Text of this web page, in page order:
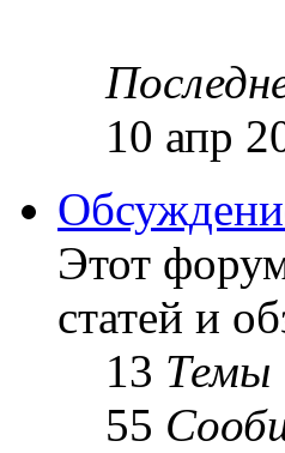
10 апр
Этот
статей и
13 Темы
55